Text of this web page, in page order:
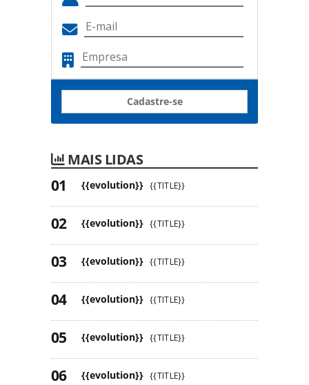
Cadastre-se
MAIS LIDAS
{{evolution}} {{TITLE}}
{{evolution}} {{TITLE}}
{{evolution}} {{TITLE}}
{{evolution}} {{TITLE}}
{{evolution}} {{TITLE}}
{{evolution}} {{TITLE}}